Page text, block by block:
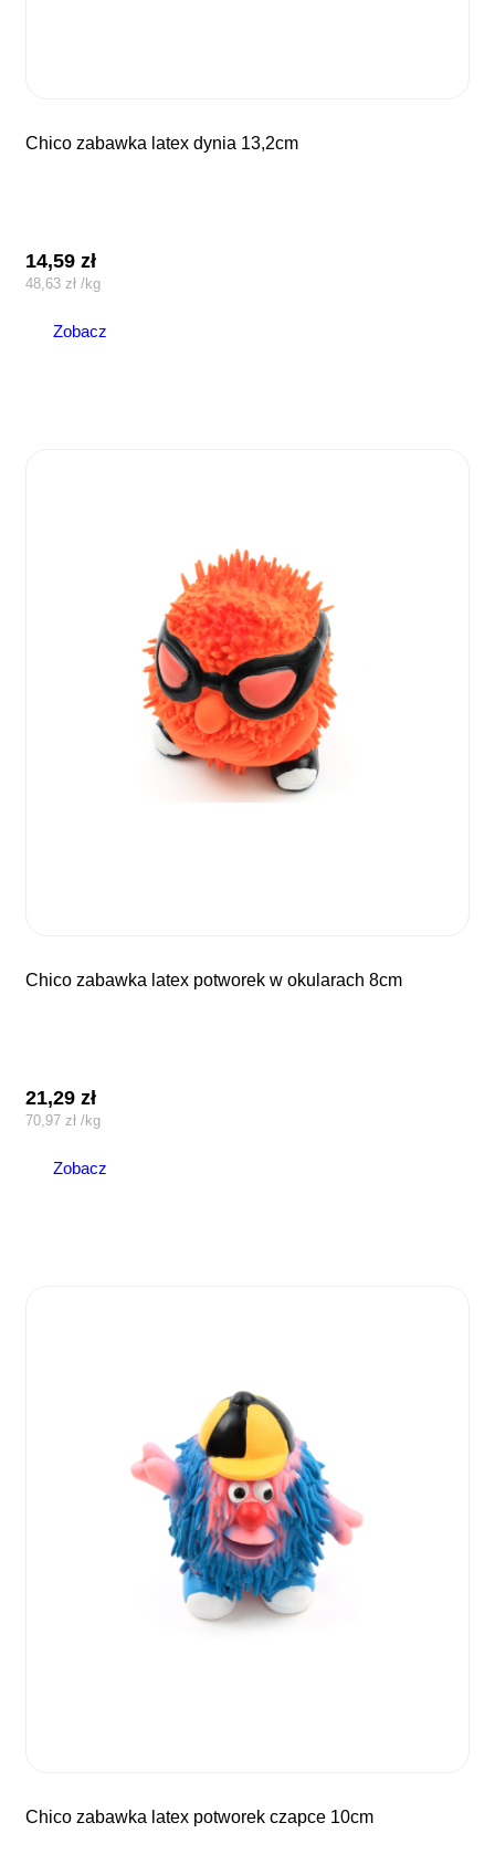
chico zabawka latex dynia 13,2cm
14,59zł
48,63 zł /kg
Zobacz
chico zabawka latex potworek w okularach 8cm
21,29zł
70,97 zł /kg
Zobacz
chico zabawka latex potworek czapce 10cm